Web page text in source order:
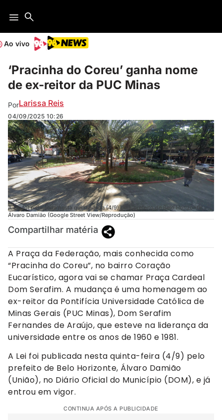
Ao vivo
‘Pracinha do Coreu’ ganha nome
de ex-reitor da PUC Minas
PorLarissa Reis
04/09/2025 10:26
A Lei foi publicada nesta quinta-feira (4/9) pelo prefeito de Belo Horizonte,
Álvaro Damião (Google Street View/Reprodução)
Compartilhar matéria
A Praça da Federação, mais conhecida como
“Pracinha do Coreu”, no bairro Coração
Eucarístico, agora vai se chamar Praça Cardeal
Dom Serafim. A mudança é uma homenagem ao
ex-reitor da Pontifícia Universidade Católica de
Minas Gerais (PUC Minas), Dom Serafim
Fernandes de Araújo, que esteve na liderança da
universidade entre os anos de 1960 e 1981.
A Lei foi publicada nesta quinta-feira (4/9) pelo
prefeito de Belo Horizonte, Álvaro Damião
(União), no Diário Oficial do Município (DOM), e já
entrou em vigor.
CONTINUA APÓS A PUBLICIDADE